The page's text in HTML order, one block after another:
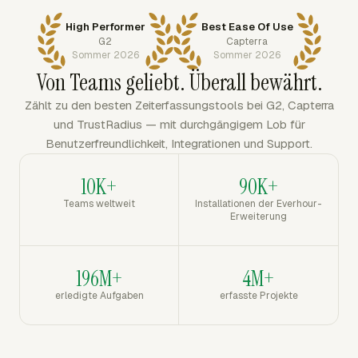
High Performer
G2
Sommer 2026
Best Ease Of Use
Capterra
Sommer 2026
Von Teams geliebt. Überall bewährt.
Zählt zu den besten Zeiterfassungstools bei G2, Capterra
und TrustRadius — mit durchgängigem Lob für
Benutzerfreundlichkeit, Integrationen und Support.
10K+
Teams weltweit
90K+
Installationen der Everhour-
Erweiterung
196M+
erledigte Aufgaben
4M+
erfasste Projekte